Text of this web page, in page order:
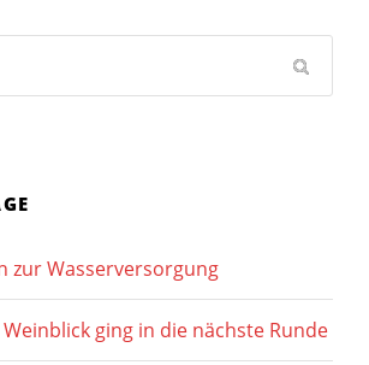
zur Wasserversorgung
ging in die nächste Runde